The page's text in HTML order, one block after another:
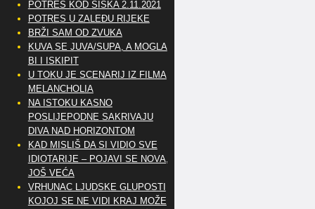
POTRES KOD SISKA 2.11.2021
POTRES U ZALEĐU RIJEKE
BRŽI SAM OD ZVUKA
KUVA SE JUVA/SUPA, A MOGLA
BI I ISKIPIT
U TOKU JE SCENARIJ IZ FILMA
MELANCHOLIA
NA ISTOKU KASNO
POSLIJEPODNE SAKRIVAJU
DIVA NAD HORIZONTOM
KAD MISLIŠ DA SI VIDIO SVE
IDIOTARIJE – POJAVI SE NOVA,..
JOŠ VEĆA
VRHUNAC LJUDSKE GLUPOSTI
KOJOJ SE NE VIDI KRAJ MOŽE